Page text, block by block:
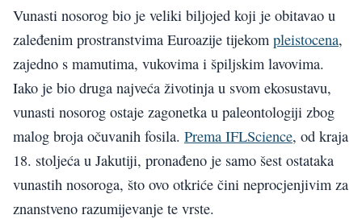
Vunasti nosorog bio je veliki biljojed koji je obitavao u
zaleđenim prostranstvima Euroazije tijekom pleistocena,
zajedno s mamutima, vukovima i špiljskim lavovima.
Iako je bio druga najveća životinja u svom ekosustavu,
vunasti nosorog ostaje zagonetka u paleontologiji zbog
malog broja očuvanih fosila. Prema IFLScience, od kraja
18. stoljeća u Jakutiji, pronađeno je samo šest ostataka
vunastih nosoroga, što ovo otkriće čini neprocjenjivim za
znanstveno razumijevanje te vrste.